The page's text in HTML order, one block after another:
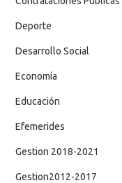
Deporte
Desarrollo Social
Economía
Educación
Efemerides
Gestion 2018-2021
Gestion2012-2017